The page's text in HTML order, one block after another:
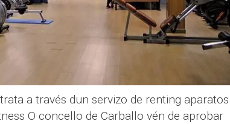
a través dun servizo de renting aparatos
O concello de Carballo vén de aprobar